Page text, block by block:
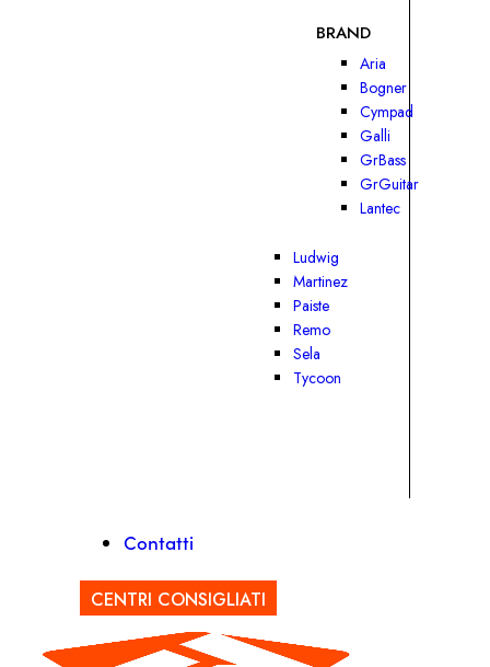
BRAND
Aria
Bogner
Cympad
Galli
GrBass
GrGuitar
Lantec
Ludwig
Martinez
Paiste
Remo
Sela
Tycoon
Contatti
CENTRI CONSIGLIATI